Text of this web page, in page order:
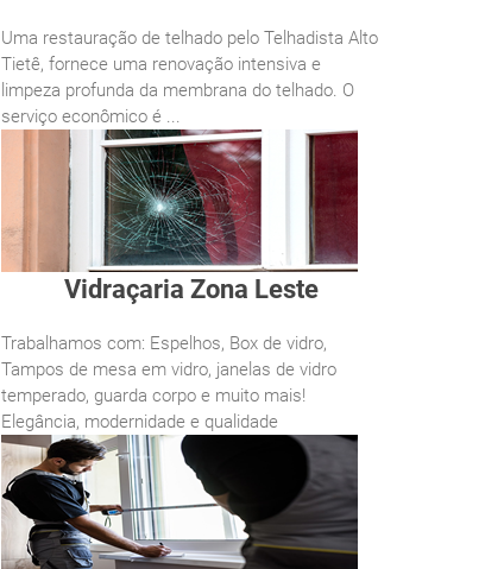
Uma restauração de telhado pelo Telhadista Alto
Tietê, fornece uma renovação intensiva e
limpeza profunda da membrana do telhado. O
serviço econômico é ...
Vidraçaria Zona Leste
Trabalhamos com: Espelhos, Box de vidro,
Tampos de mesa em vidro, janelas de vidro
temperado, guarda corpo e muito mais!
Elegância, modernidade e qualidade